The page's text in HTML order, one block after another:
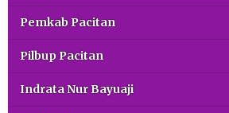
Pemkab Pacitan
Pilbup Pacitan
Indrata Nur Bayuaji